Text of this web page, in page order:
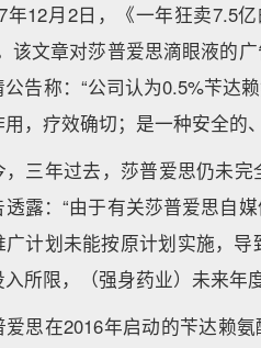
年12月2日，《一年狂卖7.5
该文章对莎普爱思滴眼液的
公告称：“公司认为0.5%苄达
用，疗效确切；是一种安全的
，三年过去，莎普爱思仍未完
透露：“由于有关莎普爱思自
广计划未能按原计划实施，
入所限，（强身药业）未来年
爱思在2016年启动的苄达赖